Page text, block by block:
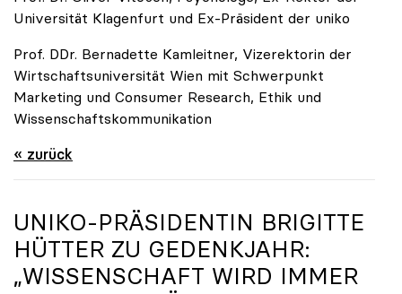
Universität Klagenfurt und Ex-Präsident der uniko
Prof. DDr. Bernadette Kamleitner, Vizerektorin der
Wirtschaftsuniversität Wien mit Schwerpunkt
Marketing und Consumer Research, Ethik und
Wissenschaftskommunikation
« zurück
UNIKO-PRÄSIDENTIN BRIGITTE
HÜTTER ZU GEDENKJAHR:
„WISSENSCHAFT WIRD IMMER